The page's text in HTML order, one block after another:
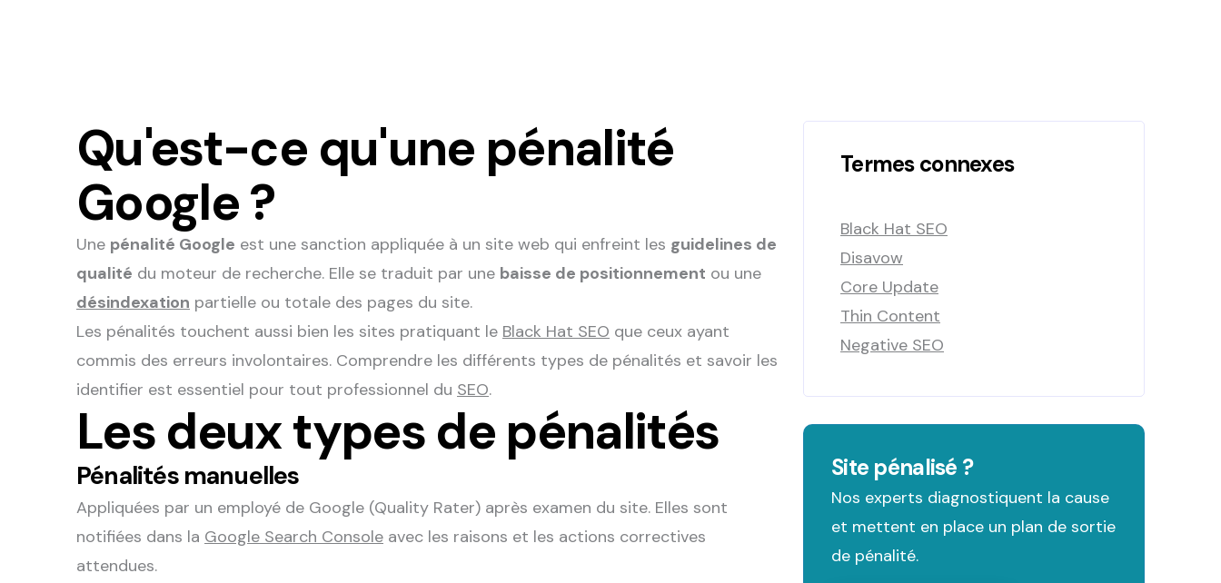
Qu'est-ce qu'une pénalité
Google ?
Une pénalité Google est une sanction appliquée à un site web qui enfreint les guidelines de
qualité du moteur de recherche. Elle se traduit par une baisse de positionnement ou une
désindexation partielle ou totale des pages du site.
Les pénalités touchent aussi bien les sites pratiquant le Black Hat SEO que ceux ayant
commis des erreurs involontaires. Comprendre les différents types de pénalités et savoir les
identifier est essentiel pour tout professionnel du SEO.
Les deux types de pénalités
Pénalités manuelles
Appliquées par un employé de Google (Quality Rater) après examen du site. Elles sont
notifiées dans la Google Search Console avec les raisons et les actions correctives
attendues.
Termes connexes
Black Hat SEO
Disavow
Core Update
Thin Content
Negative SEO
Site pénalisé ?
Nos experts diagnostiquent la cause
et mettent en place un plan de sortie
de pénalité.